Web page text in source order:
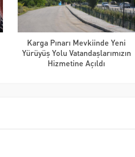
Karga Pınarı Mevkiinde Yeni
Yürüyüş Yolu Vatandaşlarımızın
Hizmetine Açıldı